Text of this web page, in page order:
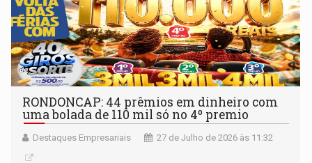
RONDONCAP: 44 prêmios em dinheiro com
uma bolada de 110 mil só no 4º premio
Destaques Empresariais 27 de Julho de 2026 às 11:32